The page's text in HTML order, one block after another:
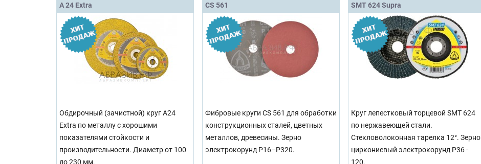
A 24 Extra
Обдирочный (зачистной) круг A24
Extra по металлу с хорошими
показателями стойкости и
производительности. Диаметр от 100
до 230 мм.
CS 561
Фибровые круги CS 561 для обработки
конструкционных сталей, цветных
металлов, древесины. Зерно
электрокорунд P16–P320.
SMT 624 Supra
Круг лепестковый торцевой SMT 624
по нержавеющей стали.
Стекловолоконная тарелка 12°. Зерно
циркониевый электрокорунд Р36 -
120.